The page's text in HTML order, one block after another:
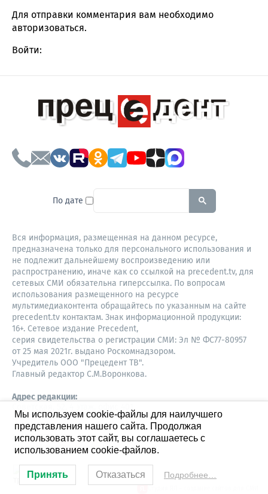
Для отправки комментария вам необходимо
авторизоваться.
Войти:
По дате To search this site, enter a
Вся информация, размещенная на данном ресурсе,
предназначена только для персонального использования и
не подлежит дальнейшему воспроизведению или
распространению, иначе как со ссылкой на precedent.tv, для
сетевых СМИ обязательна гиперссылка. По вопросам
использования размещенного на ресурсе
мультимедиаконтента обращайтесь по указанным на сайте
precedent.tv контактам. Знак информационной продукции:
16+. Сетевое издание Precedent,
серия свидетельства о регистрации СМИ: Эл № ФС77-80957
от 25 мая 2021г. выдано Роскомнадзором.
Учредитель ООО "Прецедент ТВ".
Главный редактор С.М.Воронкова.
Адрес редакции:
630087,
Новосибирск
8-960-779-12-96,
S.Voronkova@precedent.tv
Мы используем cookie-файлы для наилучшего
представления нашего сайта. Продолжая
использовать этот сайт, вы соглашаетесь с
использованием cookie-файлов.
Принять Отказаться Подробнее…